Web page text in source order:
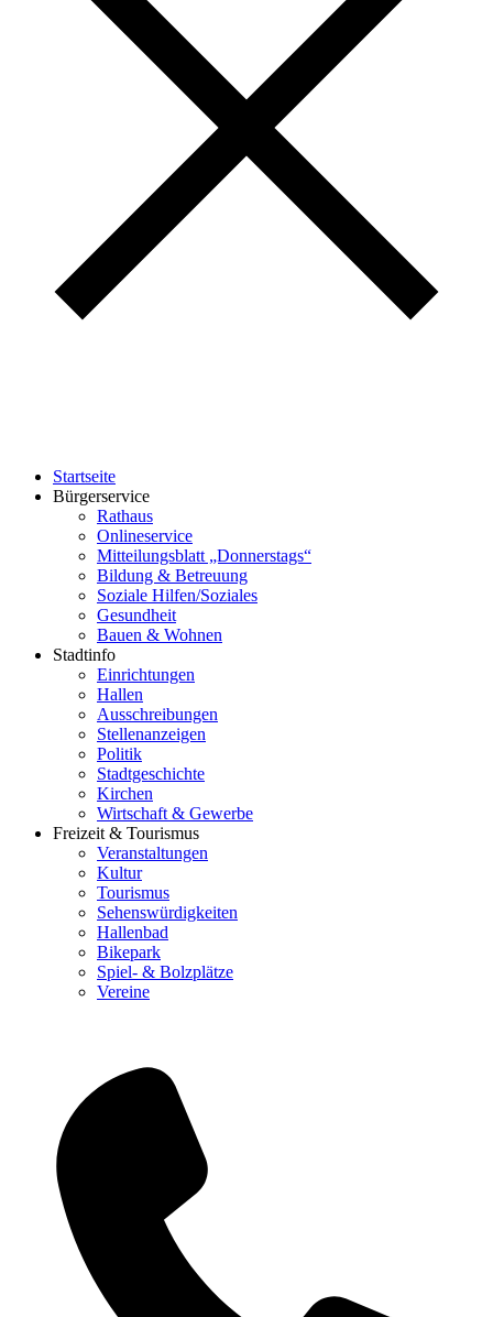
Startseite
Bürgerservice
Rathaus
Onlineservice
Mitteilungsblatt „Donnerstags“
Bildung & Betreuung
Soziale Hilfen/Soziales
Gesundheit
Bauen & Wohnen
Stadtinfo
Einrichtungen
Hallen
Ausschreibungen
Stellenanzeigen
Politik
Stadtgeschichte
Kirchen
Wirtschaft & Gewerbe
Freizeit & Tourismus
Veranstaltungen
Kultur
Tourismus
Sehenswürdigkeiten
Hallenbad
Bikepark
Spiel- & Bolzplätze
Vereine